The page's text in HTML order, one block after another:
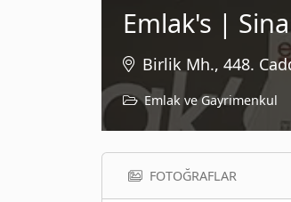
Emlak's |
Birlik Mh., 448.
Emlak ve Gayrimenkul
FOTOĞRAFLAR